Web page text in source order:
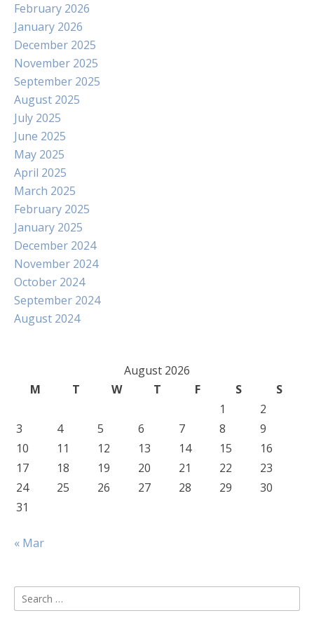
February 2026
January 2026
December 2025
November 2025
September 2025
August 2025
July 2025
June 2025
May 2025
April 2025
March 2025
February 2025
January 2025
December 2024
November 2024
October 2024
September 2024
August 2024
August 2026
M
T W T F S
S
1
2
3
4 5 6 7 8
9
10
11 12 13 14 15
16
17
18 19 20 21 22
23
24
25 26 27 28 29
30
31
« Mar
Search
for: